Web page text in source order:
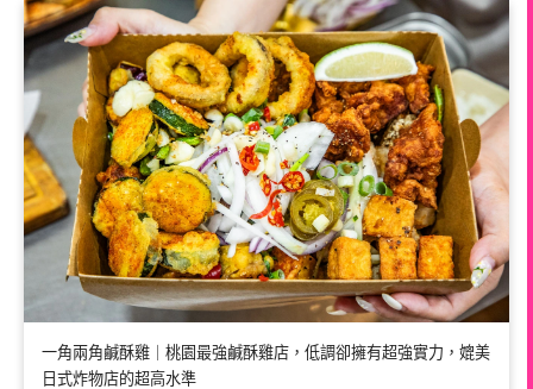
一角兩角鹹酥雞｜桃園最強鹹酥雞店，低調卻擁有超強實力，媲美
日式炸物店的超高水準